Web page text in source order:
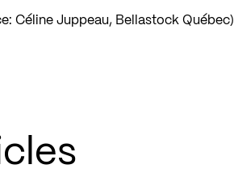
Céline Juppeau, Bellastock Québec)